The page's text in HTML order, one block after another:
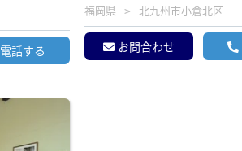
電話する
福岡県 北九州市小倉北区
お問合わせ